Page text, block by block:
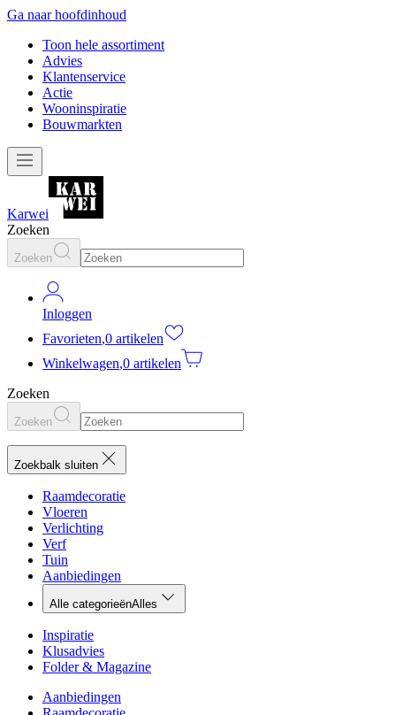
Ga naar hoofdinhoud
Toon hele assortiment
Advies
Klantenservice
Actie
Wooninspiratie
Bouwmarkten
Karwei
Zoeken
Zoeken
Inloggen
Favorieten,0 artikelen
Winkelwagen,0 artikelen
Zoeken
Zoeken
Zoekbalk sluiten
Raamdecoratie
Vloeren
Verlichting
Verf
Tuin
Aanbiedingen
Alle categorieënAlles
Inspiratie
Klusadvies
Folder & Magazine
Aanbiedingen